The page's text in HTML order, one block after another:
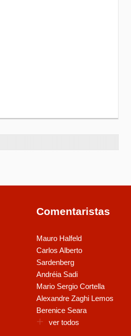
Comentaristas
Mauro Halfeld
Carlos Alberto
Sardenberg
Andréia Sadi
Mario Sergio Cortella
Alexandre Zaghi Lemos
Berenice Seara
ver todos